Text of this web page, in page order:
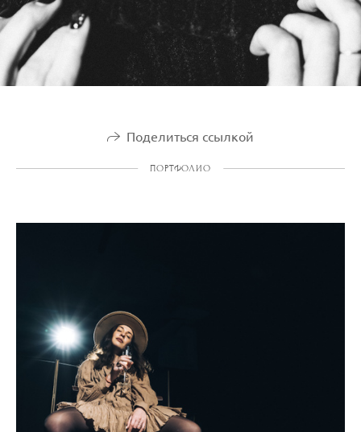
Поделиться ссылкой
ПОРТФОЛИО